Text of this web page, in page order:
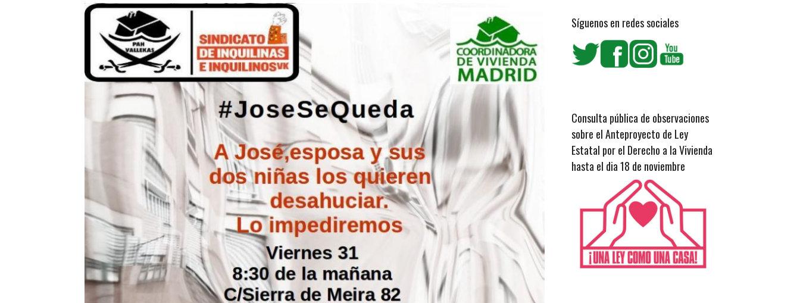
Síguenos en redes sociales
Consulta pública de observaciones
sobre el Anteproyecto de Ley
Estatal por el Derecho a la Vivienda
hasta el dia 18 de noviembre